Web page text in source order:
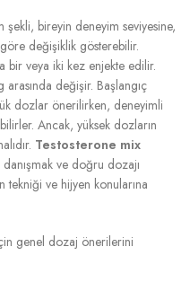
şekli, bireyin deneyim seviyesine,
değişiklik gösterebilir.
bir veya iki kez enjekte edilir.
değişir. Başlangıç
dozlar önerilirken, deneyimli
Ancak, yüksek dozların
Testosterone mix
ve doğru dozajı
tekniği ve hijyen konularına
genel dozaj önerilerini